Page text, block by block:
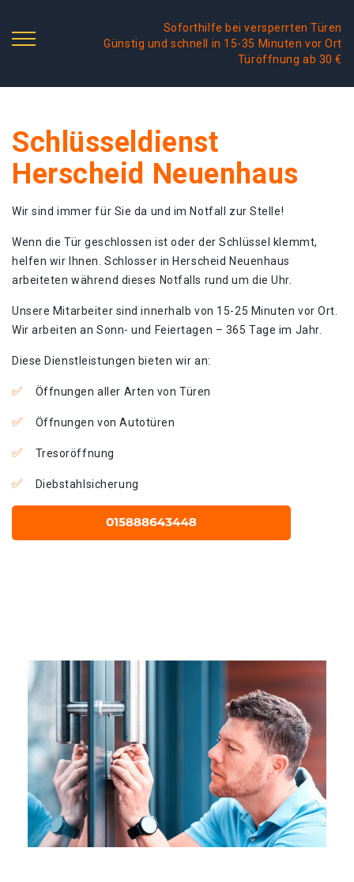
Soforthilfe bei versperrten Türen
Günstig und schnell in 15-35 Minuten vor Ort
Türöffnung ab 30 €
Schlüsseldienst
Herscheid Neuenhaus
Wir sind immer für Sie da und im Notfall zur Stelle!
Wenn die Tür geschlossen ist oder der Schlüssel klemmt,
helfen wir Ihnen. Schlosser in Herscheid Neuenhaus
arbeiteten während dieses Notfalls rund um die Uhr.
Unsere Mitarbeiter sind innerhalb von 15-25 Minuten vor Ort.
Wir arbeiten an Sonn- und Feiertagen – 365 Tage im Jahr.
Diese Dienstleistungen bieten wir an:
Öffnungen aller Arten von Türen
Öffnungen von Autotüren
Tresoröffnung
Diebstahlsicherung